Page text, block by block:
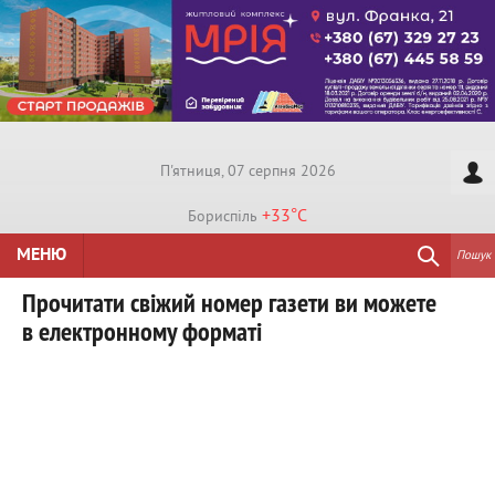
П'ятниця, 07 серпня 2026
Бориспiль +33°C
МЕНЮ
Пошук
Прочитати свіжий номер газети ви можете
в електронному форматі